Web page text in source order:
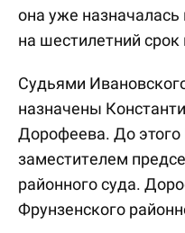
она уже
на шестилетний
Судьями
назначены
Дорофеева. До этого
заместителем
районного суда.
Фрунзенского